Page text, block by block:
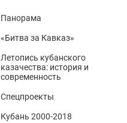
Панорама
«Битва за Кавказ»
Летопись кубанского
казачества: история и
современность
Спецпроекты
Кубань 2000-2018